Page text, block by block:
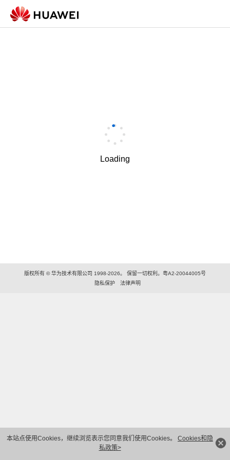
本站点使用Cookies，继续浏览表示您同意我们使用Cookies。 Cookies和隐
私政策>
Loading
版权所有 © 华为技术有限公司 1998-2026。 保留一切权利。粤A2-20044005号
隐私保护
法律声明